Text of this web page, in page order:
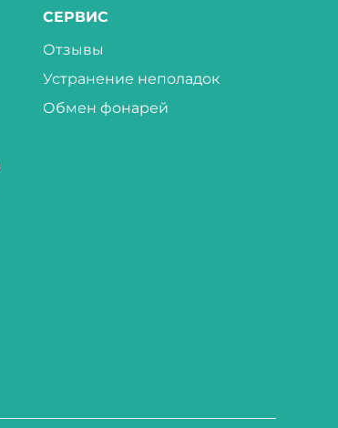
СЕРВИС
Отзывы
Устранение неполадок
Обмен фонарей